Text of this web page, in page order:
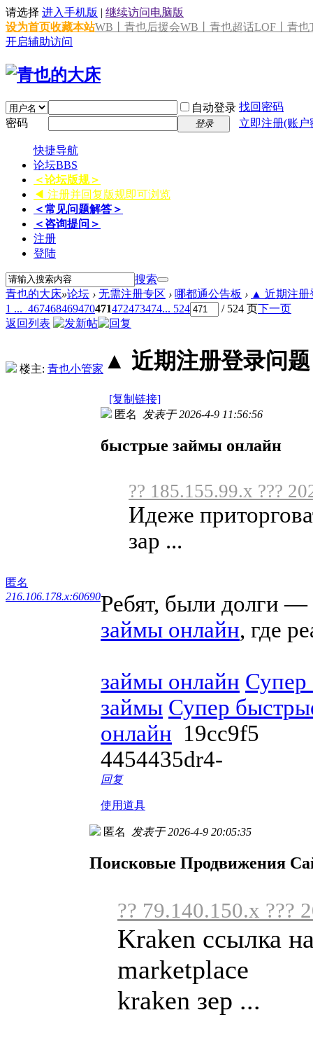
请选择 进入手机版 | 继续访问电脑版
设为首页收藏本站WB丨青也后援会WB丨青也超话LOF丨青也
开启辅助访问
自动登录 找回密码
密码
登录 立即注册(账
快捷导航
论坛BBS
＜论坛版规＞
◀ 注册并回复版规即可浏览
＜常见问题解答＞
＜咨询提问＞
注册
登陆
搜索
青也的大床»论坛 › 无需注册专区 › 哪都通公告板 › ▲ 近期注册
1 ... 467468469470471472473474... 524 / 524 页下一页
返回列表
楼主: 青也小管家 ▲ 近期注册登录问题
[复制链接]
匿名
216.106.178.x:60690
匿名 发表于 2026-4-9 11:56:56
быстрые займы онлайн
?? 185.155.99.x ???
Идеже
зар ...
Ребят, были долги
займы онлайн, где
займы онлайн Супер
займы Супер
онлайн 19cc9f5
4454435dr4-
回复
使用道具
匿名 发表于 2026-4-9 20:05:35
Поисковые Продвижения
?? 79.140.150.x ???
Kraken ссылка
marketplace
kraken зер ...